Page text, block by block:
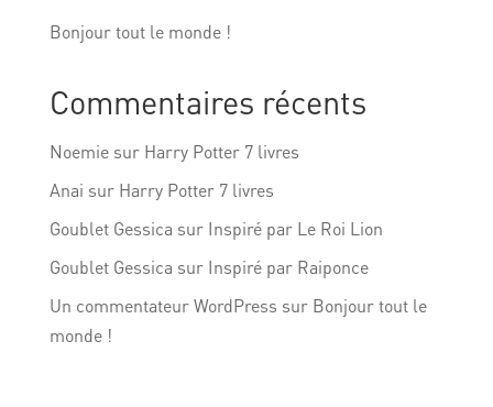
Bonjour tout le monde !
Commentaires récents
Noemiesur Harry Potter 7 livres
Anai sur Harry Potter 7 livres
Goublet Gessica sur Inspiré par Le Roi Lion
Goublet Gessica sur Inspiré par Raiponce
Un commentateur WordPress sur Bonjour tout le
monde !